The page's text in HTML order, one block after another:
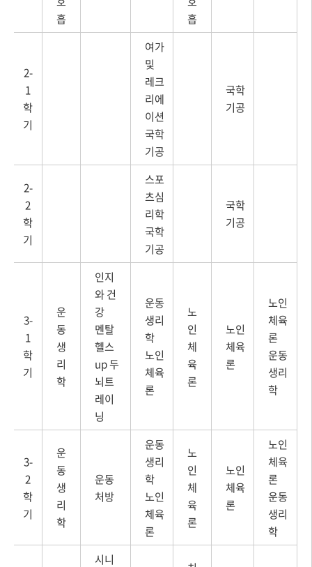
흡
흡
2-
1
학
기
여가
및
레크
리에
이션
국학
기공
국학
기공
2-
2
학
기
스포
츠심
리학
국학
기공
국학
기공
3-
1
학
기
운
동
생
리
학
인지
와 건
강
멘탈
헬스
up 두
뇌트
레이
닝
운동
생리
학
노인
체육
론
노
인
체
육
론
노인
체육
론
노인
체육
론
운동
생리
학
3-
2
학
기
운
동
생
리
학
운동
처방
운동
생리
학
노인
체육
론
노
인
체
육
론
노인
체육
론
노인
체육
론
운동
생리
학
시니